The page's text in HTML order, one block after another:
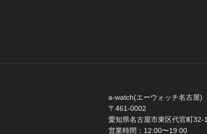
a-watch(エーウォッチ名古屋)
〒461-0002
愛知県名古屋市東区代官町32-1
営業時間：12:00〜19:00